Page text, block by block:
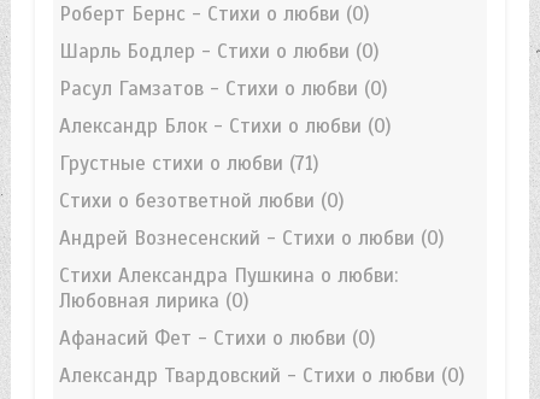
Роберт Бернс - Стихи о любви (0)
Шарль Бодлер - Стихи о любви (0)
Расул Гамзатов - Стихи о любви (0)
Александр Блок - Стихи о любви (0)
Грустные стихи о любви (71)
Стихи о безответной любви (0)
Андрей Вознесенский - Стихи о любви (0)
Стихи Александра Пушкина о любви:
Любовная лирика (0)
Афанасий Фет - Стихи о любви (0)
Александр Твардовский - Стихи о любви (0)